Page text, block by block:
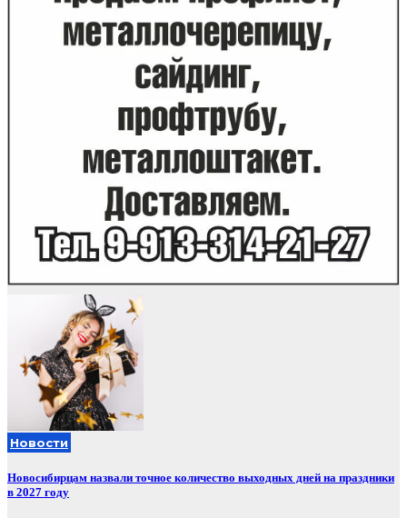
Новости
Новосибирцам назвали точное количество выходных дней на праздники
в 2027 году